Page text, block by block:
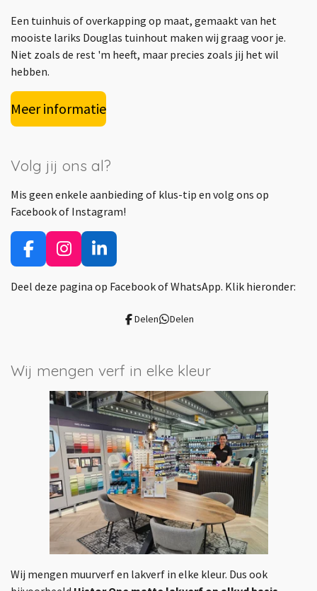
Een tuinhuis of overkapping op maat, gemaakt van het
mooiste lariks Douglas tuinhout maken wij graag voor je.
Niet zoals de rest 'm heeft, maar precies zoals jij het wil
hebben.
Meer informatie
Volg jij ons al?
Mis geen enkele aanbieding of klus-tip en volg ons op
Facebook of Instagram!
F
a
c
k
I
n
s
a
m
L
i
n
n
Deel deze pagina op Facebook of WhatsApp. Klik hieronder:
Delen Delen
Wij mengen verf in elke kleur
Wij mengen muurverf en lakverf in elke kleur. Dus ook